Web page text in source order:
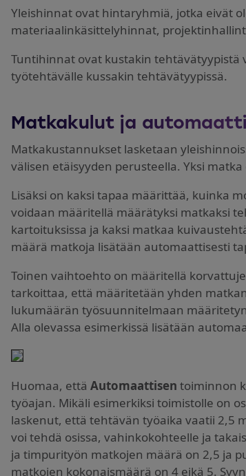
Yleishinnat ovat hintaryhmiä, jotka eivät
materiaalinkäsittelyhinnat,
Tuntihinnat ovat kustakin
työtehtävälle kussakin tehtävätyypissä.
Matkakulut ja
Matkakustannukset lasketaan
välisen etäisyyden perusteella. Yksi
Lisäksi on kaksi tapaa määrittää, kuinka
voidaan määritellä määrätyksi matkaksi
kartoituksissa ja kaksi matkaa
määrä matkoja lisätään automaattisesti
Toinen vaihtoehto on määritellä
tarkoittaa, että määritetään yhden
lukumäärän työsuunnitelmaan
Alla olevassa esimerkissä lisätään
Huomaa, että Automaattisen toiminnon
työajan. Mikäli esimerkiksi toimistolle on
laskenut, että tehtävän työaika vaatii 2,5
voi tehdä osissa, vahinkokohteelle ja
ja timpurityön matkojen määrä on 2,5 ja
matkojen kokonaismäärä on 4 eikä 5.